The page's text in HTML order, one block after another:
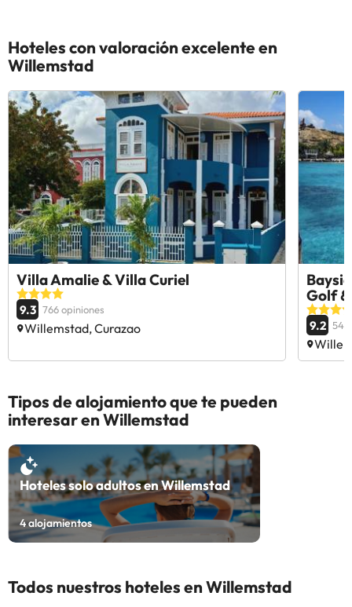
Hoteles con valoración excelente en
Willemstad
Villa Amalie & Villa Curiel
9.3 766 opiniones
Willemstad, Curazao
Golf
9.2 546
Tipos de alojamiento que te pueden
interesar en Willemstad
Hoteles solo adultos en Willemstad
4alojamientos
Todos nuestros hoteles en Willemstad